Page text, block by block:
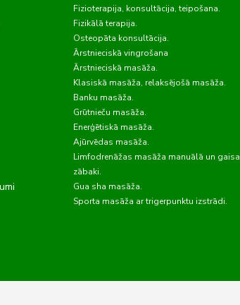
Fizioterapija, konsultācija, teipošana.
Fizikālā terapija.
Osteopāta konsultācija.
Ārstnieciskā vingrošana
Ārstnieciskā masāža.
Klasiskā masāža, relaksējošā masāža.
Banku masāža.
Grūtnieču masāža.
Enerģētiskā masāža.
Ajūrvēdas masāža.
Limfodrenāžas masāža manuālā un gaisa
zābaki.
Gua sha masāža.
Sporta masāža ar trigerpunktu izstrādi.